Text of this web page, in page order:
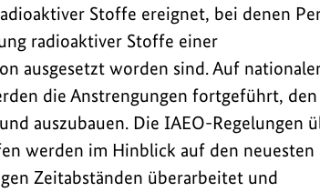
Stoffe ereignet, bei denen
radioaktiver Stoffe einer
ausgesetzt worden sind. Auf
die Anstrengungen fortgeführt, den
auszubauen. Die IAEO-Regelungen
werden im Hinblick auf den neuesten
Zeitabständen überarbeitet und